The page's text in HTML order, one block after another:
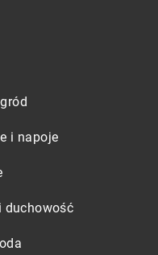
i napoje
duchowość